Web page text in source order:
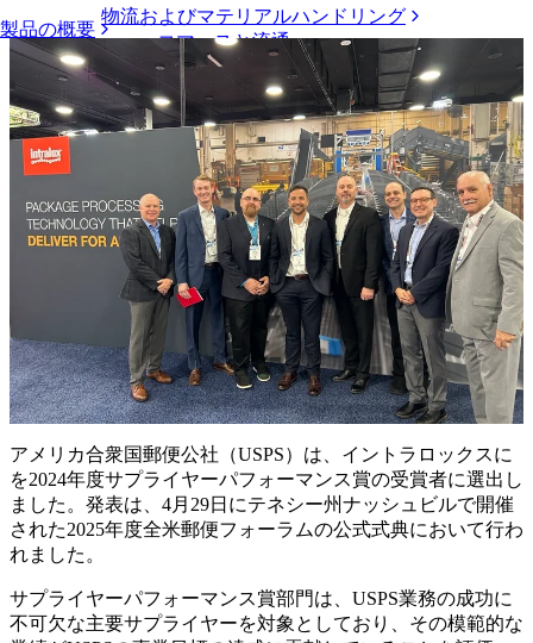
製品の概要
物流およびマテリアルハンドリング
eコマースと流通
郵便と小包
タイヤおよび自動車産業
タイヤ
自動車
EVバッテリー
業界の概要
アメリカ合衆国郵便公社（USPS）は、イントラロックスに
を2024年度サプライヤーパフォーマンス賞の受賞者に選出し
ました。発表は、4月29日にテネシー州ナッシュビルで開催
された2025年度全米郵便フォーラムの公式式典において行わ
れました。
サプライヤーパフォーマンス賞部門は、USPS業務の成功に
不可欠な主要サプライヤーを対象としており、その模範的な